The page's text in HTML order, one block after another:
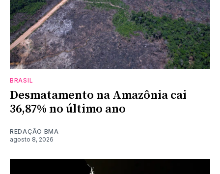
BRASIL
Desmatamento na Amazônia cai
36,87% no último ano
REDAÇÃO BMA
agosto 8, 2026